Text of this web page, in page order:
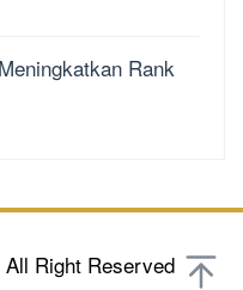
Rank
Right Reserved